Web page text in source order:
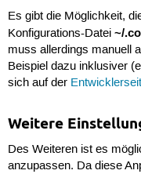
Es gibt die Möglichkeit,
Konfigurations-Datei ~/
muss allerdings manuell
Beispiel dazu inklusiver
sich auf der
Weitere
Des Weiteren ist es
anzupassen. Da diese